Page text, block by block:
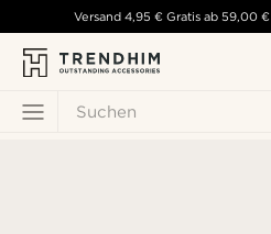
Suchen
Versand 4,95 € Gratis ab 59,00 €